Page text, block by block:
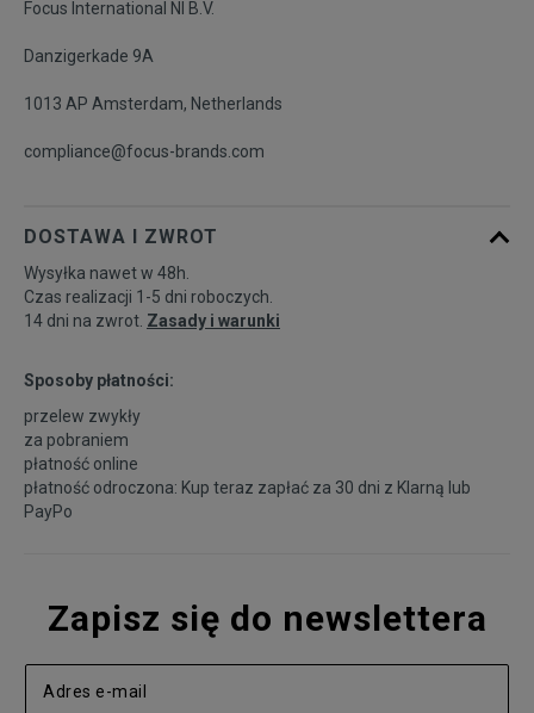
Focus International Nl B.V.
Danzigerkade 9A
1013 AP Amsterdam, Netherlands
compliance@focus-brands.com
DOSTAWA I ZWROT
Wysyłka nawet w 48h.
Czas realizacji 1-5 dni roboczych.
14 dni na zwrot. Zasady i warunki
Sposoby płatności:
przelew zwykły
za pobraniem
płatność online
płatność odroczona: Kup teraz zapłać za 30 dni z Klarną lub
PayPo
Zapisz się do newslettera